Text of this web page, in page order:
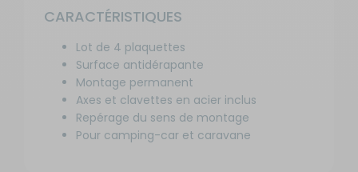
CARACTÉRISTIQUES
Lot de 4 plaquettes
Surface antidérapante
Montage permanent
Axes et clavettes en acier inclus
Repérage du sens de montage
Pour camping-car et caravane